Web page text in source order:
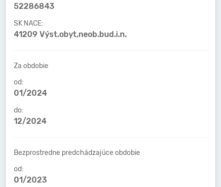
52286843
SK NACE:
41209 Výst.obyt,neob.bud.i.n.
Za obdobie
od:
01/2024
do:
12/2024
Bezprostredne predchádzajúce obdobie
od:
01/2023